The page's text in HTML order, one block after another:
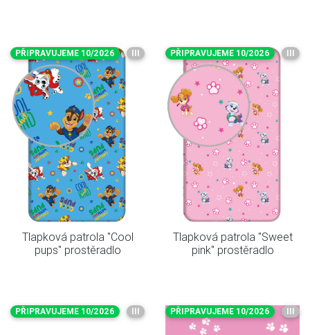
PŘIPRAVUJEME 10/2026 III
Tlapková patrola "Cool
pups" prostěradlo
PŘIPRAVUJEME 10/2026 III
Tlapková patrola "Sweet
pink" prostěradlo
PŘIPRAVUJEME 10/2026 III PŘIPRAVUJEME 10/2026 III